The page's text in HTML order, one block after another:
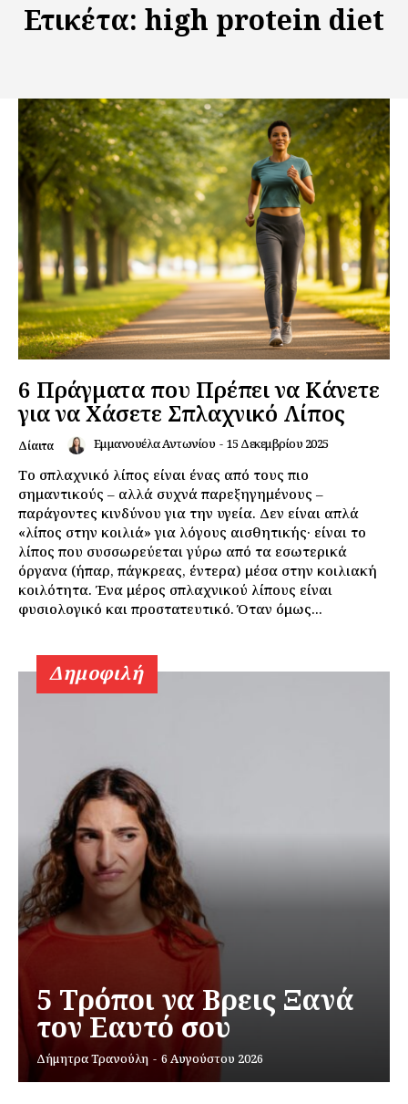
Εγγραφείτε τώρα!
Ετικέτα: high protein diet
6 Πράγματα που Πρέπει να Κάνετε
για να Χάσετε Σπλαχνικό Λίπος
Δίαιτα Εμμανουέλα Αντωνίου - 15 Δεκεμβρίου 2025
Το σπλαχνικό λίπος είναι ένας από τους πιο
σημαντικούς – αλλά συχνά παρεξηγημένους –
παράγοντες κινδύνου για την υγεία. Δεν είναι απλά
«λίπος στην κοιλιά» για λόγους αισθητικής· είναι το
λίπος που συσσωρεύεται γύρω από τα εσωτερικά
όργανα (ήπαρ, πάγκρεας, έντερα) μέσα στην κοιλιακή
κοιλότητα. Ένα μέρος σπλαχνικού λίπους είναι
φυσιολογικό και προστατευτικό. Όταν όμως...
Δημοφιλή
5 Τρόποι να Βρεις Ξανά
τον Εαυτό σου
Δήμητρα Τρανούλη - 6 Αυγούστου 2026